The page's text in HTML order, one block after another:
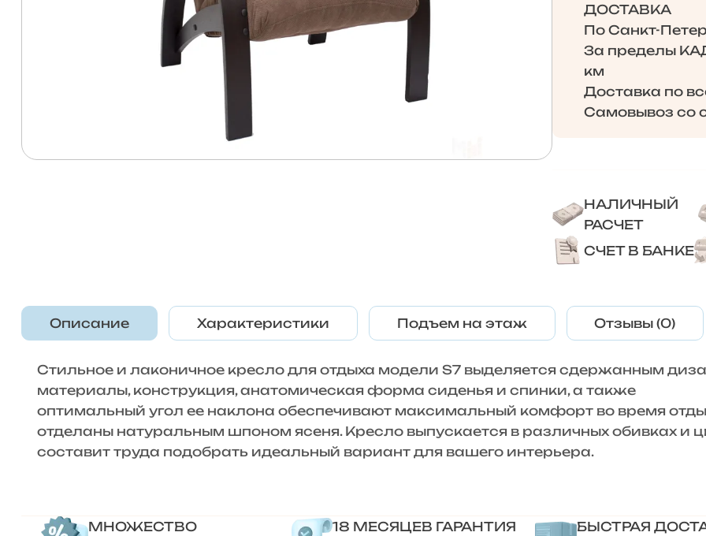
ДОСТАВКА
По Санкт-
За пределы
км
Доставка по
Самовывоз со
НАЛИЧНЫЙ
РАСЧЕТ
СЧЕТ В БАНКЕ
Описание Характеристики Подъем на этаж Отзывы (0)
Стильное и лаконичное кресло для отдыха модели S7 выделяется сдержанным
материалы, конструкция, анатомическая форма сиденья и спинки, а также
оптимальный угол ее наклона обеспечивают максимальный комфорт во время
отделаны натуральным шпоном ясеня. Кресло выпускается в различных обивках и
составит труда подобрать идеальный вариант для вашего интерьера.
МНОЖЕСТВО
18 МЕСЯЦЕВ ГАРАНТИЯ БЫСТРАЯ